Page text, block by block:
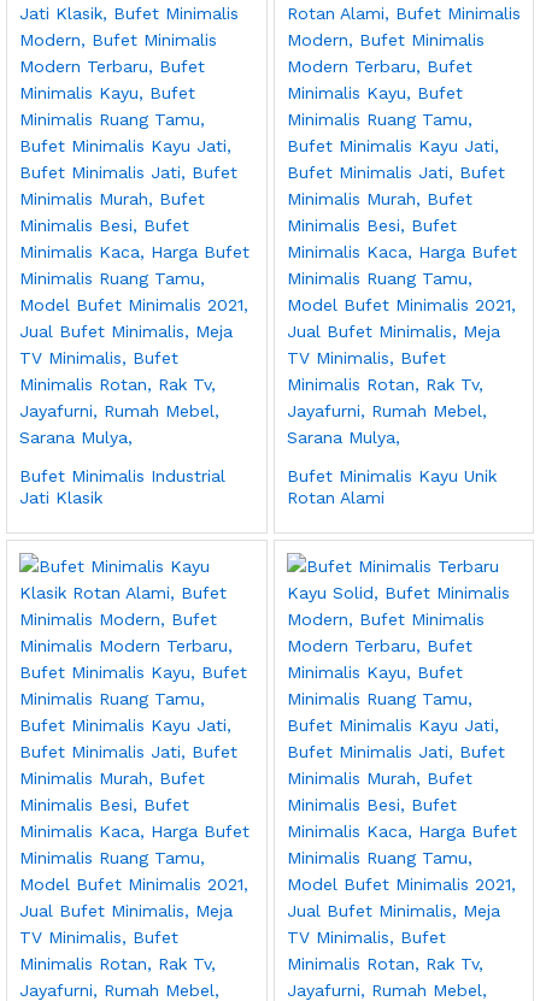
Bufet Minimalis Industrial
Jati Klasik
Bufet Minimalis Kayu Unik
Rotan Alami